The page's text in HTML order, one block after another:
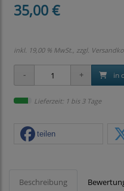
35,00 €
inkl. 19,00 % MwSt., zzgl.
in
Lieferzeit: 1 bis 3 Tage
teilen
Beschreibung